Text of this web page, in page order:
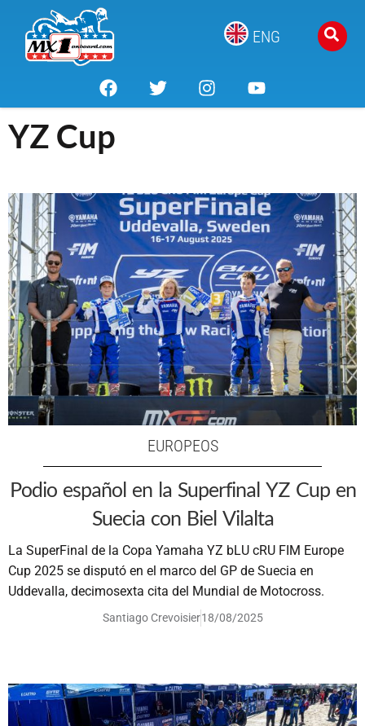
ENG
YZ Cup
EUROPEOS
Podio español en la Superfinal YZ Cup en
Suecia con Biel Vilalta
La SuperFinal de la Copa Yamaha YZ bLU cRU FIM Europe
Cup 2025 se disputó en el marco del GP de Suecia en
Uddevalla, decimosexta cita del Mundial de Motocross.
Santiago Crevoisier18/08/2025